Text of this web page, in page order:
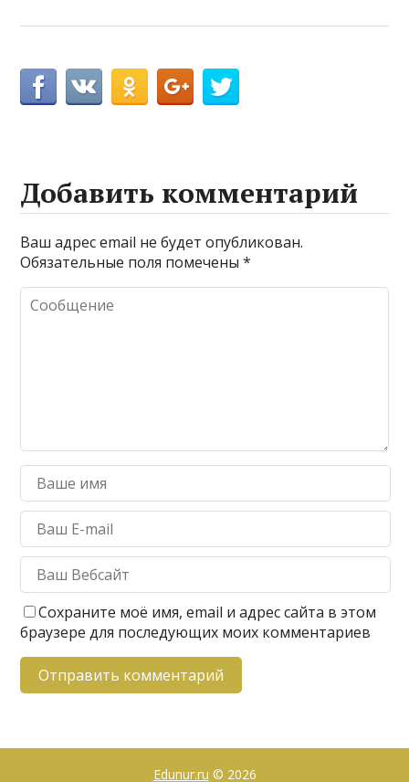
Добавить комментарий
Ваш адрес email не будет опубликован.
Обязательные поля помечены*
Сохраните моё имя, email и адрес сайта в этом
браузере для последующих моих комментариев
Edunur.ru © 2026